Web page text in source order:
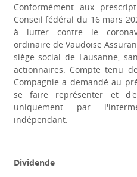
Conformément aux
Conseil fédéral du 16 mars
à lutter contre le
ordinaire de Vaudoise
siège social de Lausanne,
actionnaires. Compte tenu
Compagnie a demandé au
se faire représenter et
uniquement par
indépendant.
Dividende